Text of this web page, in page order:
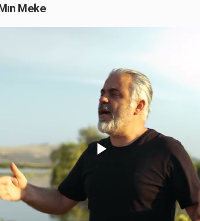
Meke
Video